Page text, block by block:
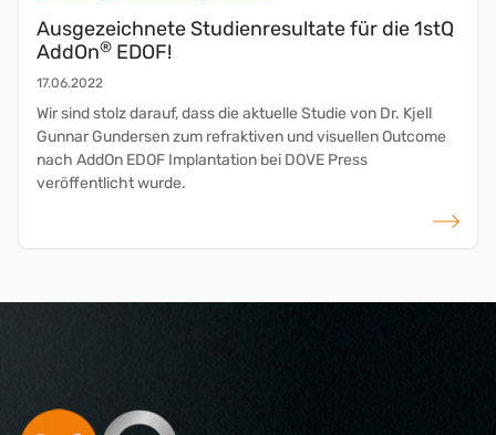
Ausgezeichnete Studienresultate für die 1stQ
AddOn® EDOF!
17.06.2022
Wir sind stolz darauf, dass die aktuelle Studie von Dr. Kjell
Gunnar Gundersen zum refraktiven und visuellen Outcome
nach AddOn EDOF Implantation bei DOVE Press
veröffentlicht wurde.